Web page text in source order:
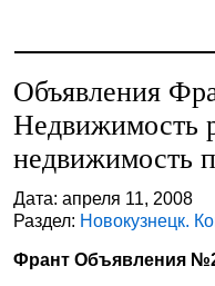
Объявления
Недвижимость
недвижимость
Дата: апреля 11, 2008
Раздел: Новокузнецк.
Франт Объявления